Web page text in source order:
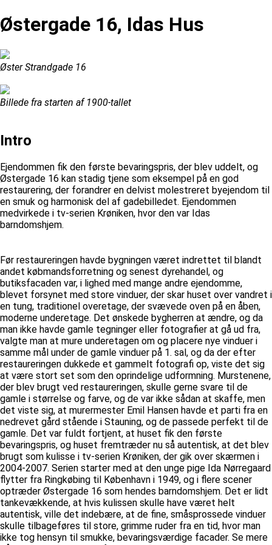
Østergade 16, Idas Hus
Øster Strandgade 16
Billede fra starten af 1900-tallet
Intro
Ejendommen fik den første bevaringspris, der blev uddelt, og
Østergade 16 kan stadig tjene som eksempel på en god
restaurering, der forandrer en delvist molestreret byejendom til
en smuk og harmonisk del af gadebilledet. Ejendommen
medvirkede i tv-serien Krøniken, hvor den var Idas
barndomshjem.
Før restaureringen havde bygningen været indrettet til blandt
andet købmandsforretning og senest dyrehandel, og
butiksfacaden var, i lighed med mange andre ejendomme,
blevet forsynet med store vinduer, der skar huset over vandret i
en tung, traditionel overetage, der svævede oven på en åben,
moderne underetage. Det ønskede bygherren at ændre, og da
man ikke havde gamle tegninger eller fotografier at gå ud fra,
valgte man at mure underetagen om og placere nye vinduer i
samme mål under de gamle vinduer på 1. sal, og da der efter
restaureringen dukkede et gammelt fotografi op, viste det sig
at være stort set som den oprindelige udformning. Murstenene,
der blev brugt ved restaureringen, skulle gerne svare til de
gamle i størrelse og farve, og de var ikke sådan at skaffe, men
det viste sig, at murermester Emil Hansen havde et parti fra en
nedrevet gård stående i Stauning, og de passede perfekt til de
gamle. Det var fuldt fortjent, at huset fik den første
bevaringspris, og huset fremtræder nu så autentisk, at det blev
brugt som kulisse i tv-serien Krøniken, der gik over skærmen i
2004-2007. Serien starter med at den unge pige Ida Nørregaard
flytter fra Ringkøbing til København i 1949, og i flere scener
optræder Østergade 16 som hendes barndomshjem. Det er lidt
tankevækkende, at hvis kulissen skulle have været helt
autentisk, ville det indebære, at de fine, småsprossede vinduer
skulle tilbageføres til store, grimme ruder fra en tid, hvor man
ikke tog hensyn til smukke, bevaringsværdige facader. Se mere